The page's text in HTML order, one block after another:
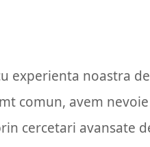
experienta noastra
comun, avem
cercetari avansate